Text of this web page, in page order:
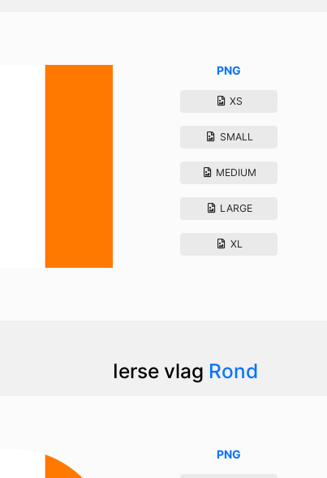
PNG
XS
SMALL
MEDIUM
LARGE
XL
Ierse vlag Rond
PNG